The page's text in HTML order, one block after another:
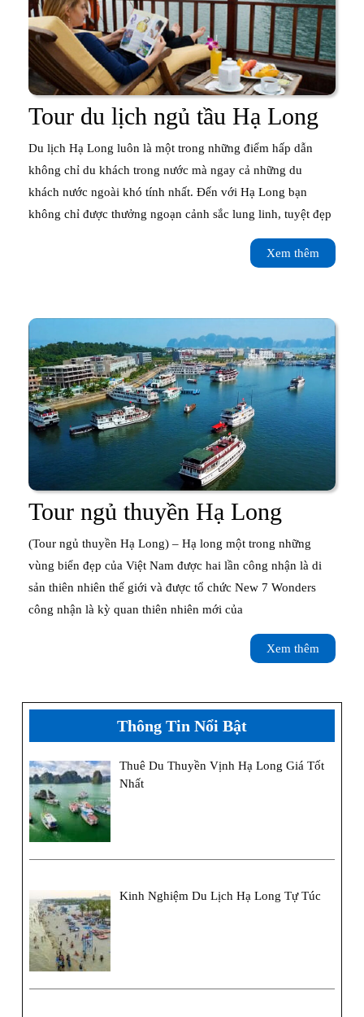
Tour du lịch ngủ tầu Hạ Long
ngủ
tầu
Hạ
Du lịch Hạ Long luôn là một trong những điểm hấp dẫn
không chỉ du khách trong nước mà ngay cả những du
khách nước ngoài khó tính nhất. Đến với Hạ Long bạn
không chỉ được thưởng ngoạn cảnh sắc lung linh, tuyệt đẹp
Xem thêm
thêm
Tour ngủ thuyền Hạ Long
ngủ
thuyền
Hạ
Long
(Tour ngủ thuyền Hạ Long) – Hạ long một trong những
vùng biển đẹp của Việt Nam được hai lần công nhận là di
sản thiên nhiên thế giới và được tổ chức New 7 Wonders
công nhận là kỳ quan thiên nhiên mới của
Xem thêm
thêm
Thông Tin Nổi Bật
Thuê Du Thuyền Vịnh Hạ Long Giá Tốt
Nhất
Kinh Nghiệm Du Lịch Hạ Long Tự Túc